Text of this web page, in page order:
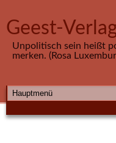
Geest-
Unpolitisch sein heißt
merken. (Rosa
HAUPTMENÜ